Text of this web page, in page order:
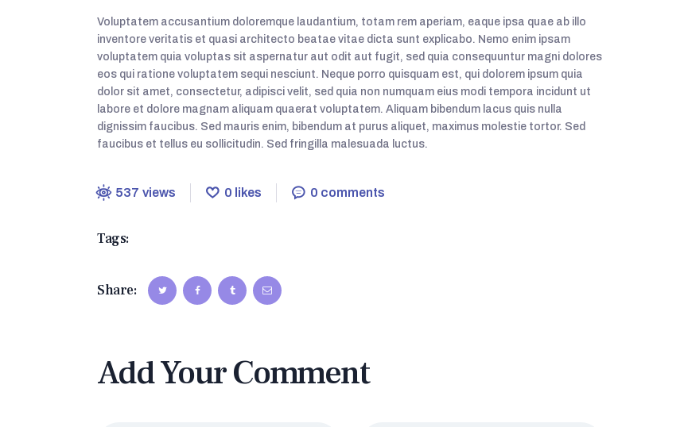
Voluptatem accusantium doloremque laudantium, totam rem aperiam, eaque ipsa quae ab illo
inventore veritatis et quasi architecto beatae vitae dicta sunt explicabo. Nemo enim ipsam
voluptatem quia voluptas sit aspernatur aut odit aut fugit, sed quia consequuntur magni dolores
eos qui ratione voluptatem sequi nesciunt. Neque porro quisquam est, qui dolorem ipsum quia
dolor sit amet, consectetur, adipisci velit, sed quia non numquam eius modi tempora incidunt ut
labore et dolore magnam aliquam quaerat voluptatem. Aliquam bibendum lacus quis nulla
dignissim faucibus. Sed mauris enim, bibendum at purus aliquet, maximus molestie tortor. Sed
faucibus et tellus eu sollicitudin. Sed fringilla malesuada luctus.
537 views 0 likes 0 comments
Tags:
Share:
Add Your Comment